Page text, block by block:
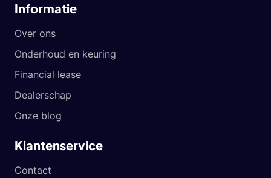
Informatie
Over ons
Onderhoud en keuring
Financial lease
Dealerschap
Onze blog
Klantenservice
Contact